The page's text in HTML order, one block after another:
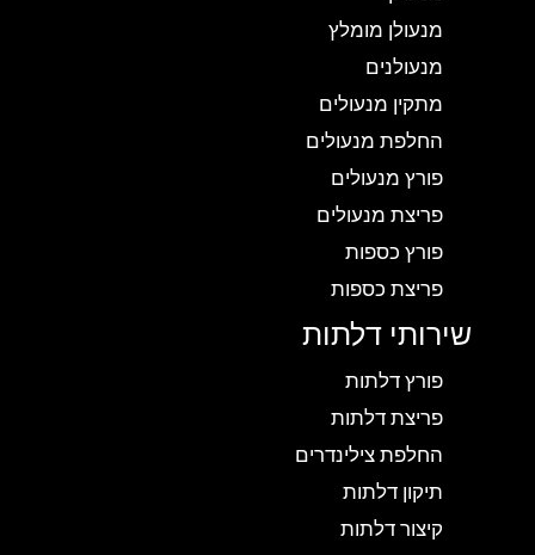
מנעולן מומלץ
מנעולנים
מתקין מנעולים
החלפת מנעולים
פורץ מנעולים
פריצת מנעולים
פורץ כספות
פריצת כספות
שירותי דלתות
פורץ דלתות
פריצת דלתות
החלפת צילינדרים
תיקון דלתות
קיצור דלתות